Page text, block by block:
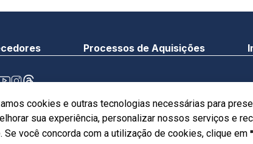
Processos de Aquisições
SBN - Quadra 1 - Bloco C Ed.
Simonsen Brasília/DF - CEP 7004-
cookies e outras tecnologias necessárias para
sua experiência, personalizar nossos serviços e
Se você concorda com a utilização de cookies, clique em